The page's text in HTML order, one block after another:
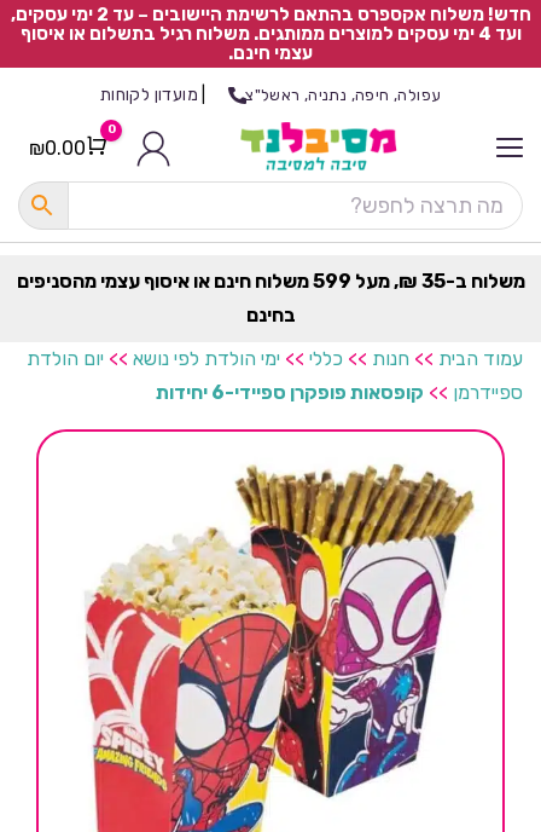
חדש! משלוח אקספרס בהתאם לרשימת היישובים – עד 2 ימי עסקים,
ועד 4 ימי עסקים למוצרים ממותגים. משלוח רגיל בתשלום או איסוף
עצמי חינם.
עפולה, חיפה, נתניה, ראשל"צ מועדון לקוחות
Cart
0
₪0.00
משלוח ב-35 ₪, מעל 599 משלוח חינם או איסוף עצמי מהסניפים
בחינם
עמוד הבית >> חנות >> כללי >> ימי הולדת לפי נושא >> יום הולדת
ספיידרמן >> קופסאות פופקרן ספיידי-6 יחידות